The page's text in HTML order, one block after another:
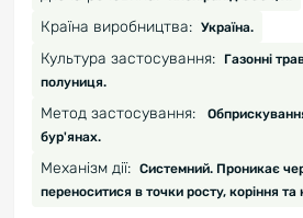
Країна виробництва: Україна.
Культура застосування:
Газонні
полуниця.
Метод застосування:
бур'янах.
Механізм дії: Системний. Проникає
переноситися в точки росту, коріння